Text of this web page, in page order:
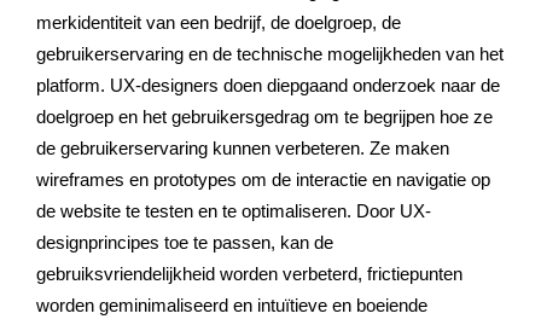
merkidentiteit van een bedrijf, de doelgroep, de
gebruikerservaring en de technische mogelijkheden van het
platform. UX-designers doen diepgaand onderzoek naar de
doelgroep en het gebruikersgedrag om te begrijpen hoe ze
de gebruikerservaring kunnen verbeteren. Ze maken
wireframes en prototypes om de interactie en navigatie op
de website te testen en te optimaliseren. Door UX-
designprincipes toe te passen, kan de
gebruiksvriendelijkheid worden verbeterd, frictiepunten
worden geminimaliseerd en intuïtieve en boeiende